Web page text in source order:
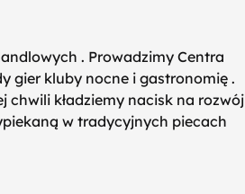
. Prowadzimy Centra
gier kluby nocne i gastronomię .
chwili kładziemy nacisk na rozwój
w tradycyjnych piecach